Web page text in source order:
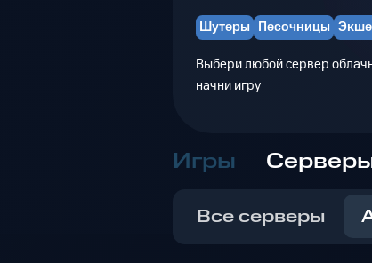
Шутеры Песочницы
Выбери любой сервер
начни игру
Игры
Все серверы